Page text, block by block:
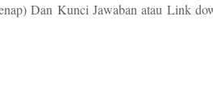
Dan Kunci Jawaban atau Link